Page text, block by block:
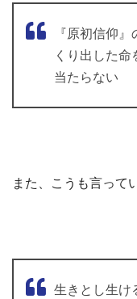
『原初信仰
くり出した
当たらない
また、こうも言って
生きとし生け